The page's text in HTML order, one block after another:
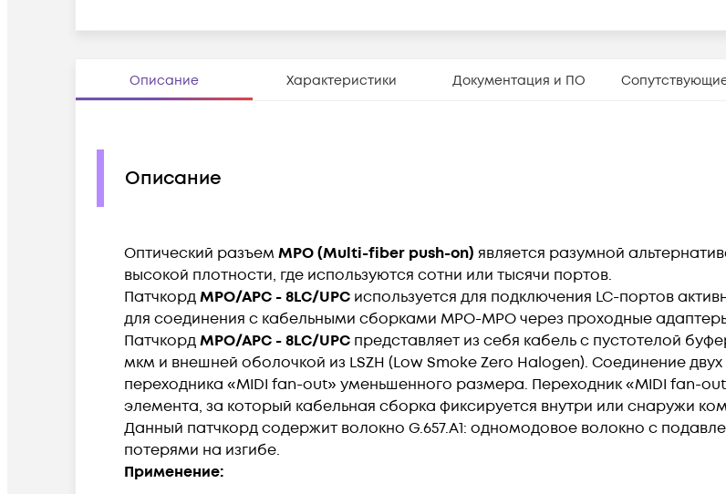
Описание Характеристики Документация и ПО
Описание
Оптический разъем MPO (Multi-fiber push-on) является разумной
высокой плотности, где используются сотни или тысячи портов.
ПатчкордMPO/APC - 8LC/UPC используется для подключения LC-портов
для соединения с кабельными сборками MPO-MPO через проходные
ПатчкордMPO/APC - 8LC/UPC представляет из себя кабель с пустотелой
мкм и внешней оболочкой из LSZH (Low Smoke Zero Halogen). Соединение
переходника «MIDI fan-out» уменьшенного размера. Переходник «MIDI fan-
элемента, за который кабельная сборка фиксируется внутри или снаружи
Данный патчкорд содержит волокно G.657.А1: одномодовое волокно с
потерями на изгибе.
Применение: